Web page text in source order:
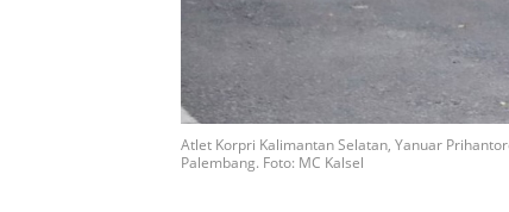
Atlet Korpri Kalimantan Selatan, Yanuar
Palembang. Foto: MC Kalsel